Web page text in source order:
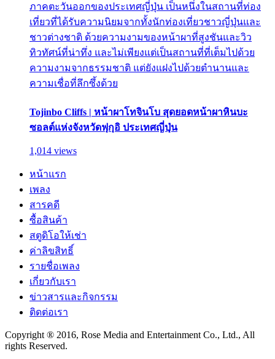
ภาคตะวันออกของประเทศญี่ปุ่น เป็นหนึ่งในสถานที่ท่อง
เที่ยวที่ได้รับความนิยมจากทั้งนักท่องเที่ยวชาวญี่ปุ่นและ
ชาวต่างชาติ ด้วยความงามของหน้าผาที่สูงชันและวิว
ทิวทัศน์ที่น่าทึ่ง และไม่เพียงแต่เป็นสถานที่ที่เต็มไปด้วย
ความงามจากธรรมชาติ แต่ยังแฝงไปด้วยตำนานและ
ความเชื่อที่ลึกซึ้งด้วย
Tojinbo Cliffs | หน้าผาโทจินโบ สุดยอดหน้าผาหินบะ
ซอลต์แห่งจังหวัดฟุกุอิ ประเทศญี่ปุ่น
1,014 views
หน้าแรก
เพลง
สารคดี
ซื้อสินค้า
สตูดิโอให้เช่า
ค่าลิขสิทธิ์
รายชื่อเพลง
เกี่ยวกับเรา
ข่าวสารและกิจกรรม
ติดต่อเรา
Copyright ® 2016, Rose Media and Entertainment Co., Ltd., All
rights Reserved.